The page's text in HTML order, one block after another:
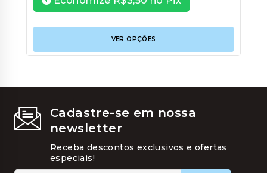
VER OPÇÕES
tem
As
Cadastre-se em nossa
newsletter
Receba descontos exclusivos e ofertas
especiais!